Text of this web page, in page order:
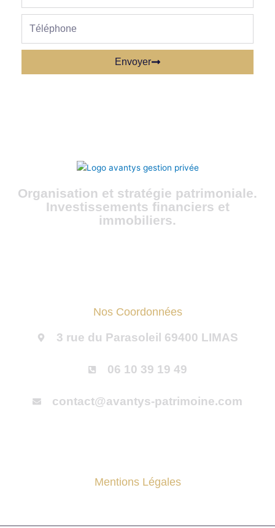
Envoyer
Organisation et stratégie patrimoniale.
Investissements financiers et
immobiliers.
Nos Coordonnées
3 rue du Parasoleil 69400 LIMAS
06 10 39 19 49
contact@avantys-patrimoine.com
Mentions Légales